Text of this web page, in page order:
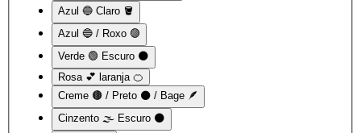
Azul 🔵 Claro 🪣
Azul 🔵 / Roxo 🟣
Verde 🟢 Escuro 🌑
Rosa 💕 laranja 🍊
Creme 🟤 / Preto ⚫ / Bage 🪶
Cinzento 🌫️ Escuro 🌑